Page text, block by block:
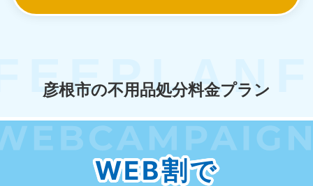
彦根市の不用品処分料金プラン
WEB割で